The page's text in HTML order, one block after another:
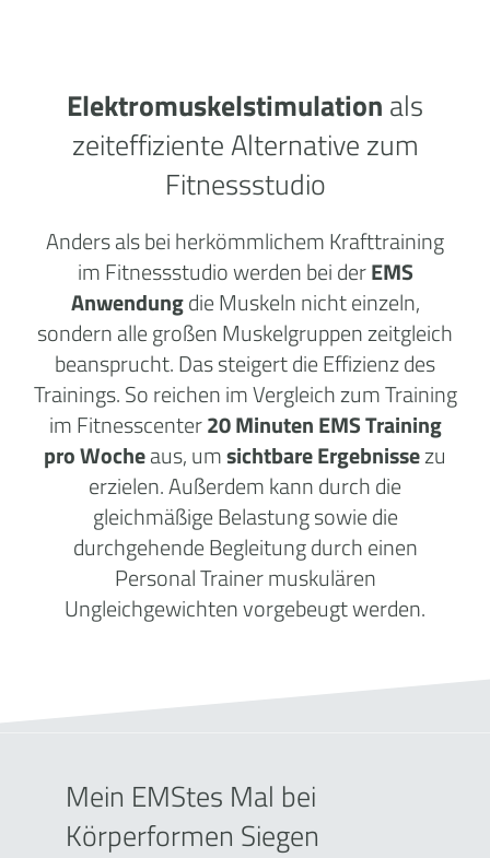
Elektromuskelstimulation als
zeiteffiziente Alternative zum
Fitnessstudio
Anders als bei herkömmlichem Krafttraining
im Fitnessstudio werden bei derEMS
Anwendungdie Muskeln nicht einzeln,
sondern alle großen Muskelgruppen zeitgleich
beansprucht. Das steigert die Effizienz des
Trainings. So reichen im Vergleich zum Training
im Fitnesscenter20 Minuten EMS Training
pro Wocheaus, umsichtbare Ergebnissezu
erzielen. Außerdem kann durch die
gleichmäßige Belastung sowie die
durchgehende Begleitung durch einen
Personal Trainer muskulären
Ungleichgewichten vorgebeugt werden.
Mein EMStes Mal bei
Körperformen Siegen